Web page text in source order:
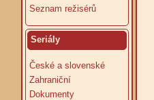
Seznam režisérů
Seriály
České a slovenské
Zahraniční
Dokumenty